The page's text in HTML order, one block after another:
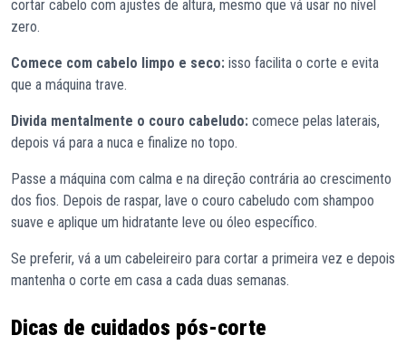
cortar cabelo com ajustes de altura, mesmo que vá usar no nível
zero.
Comece com cabelo limpo e seco: isso facilita o corte e evita
que a máquina trave.
Divida mentalmente o couro cabeludo: comece pelas laterais,
depois vá para a nuca e finalize no topo.
Passe a máquina com calma e na direção contrária ao crescimento
dos fios. Depois de raspar, lave o couro cabeludo com shampoo
suave e aplique um hidratante leve ou óleo específico.
Se preferir, vá a um cabeleireiro para cortar a primeira vez e depois
mantenha o corte em casa a cada duas semanas.
Dicas de cuidados pós-corte